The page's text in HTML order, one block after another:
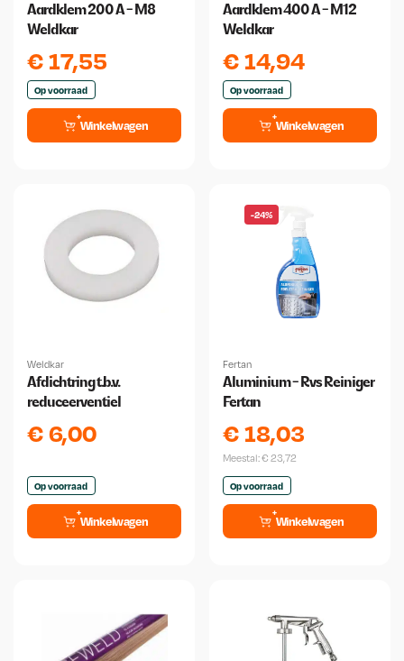
Aardklem 200 A - M8
Weldkar
€17,55
Op voorraad
Winkelwagen
Aardklem 400 A - M12
Weldkar
€14,94
Op voorraad
Winkelwagen
Weldkar
Afdichtring t.b.v.
reduceerventiel
€6,00
Op voorraad
Winkelwagen
-24%
Fertan
Aluminium - Rvs Reiniger
Fertan
€18,03
Meestal:€ 23,72
Op voorraad
Winkelwagen